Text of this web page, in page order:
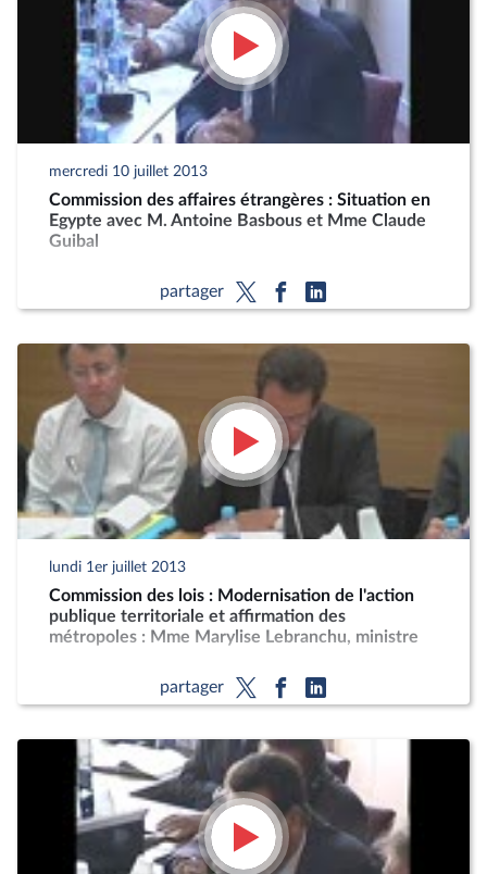
mercredi 10 juillet 2013
Commission des affaires étrangères : Situation en
Egypte avec M. Antoine Basbous et Mme Claude
Guibal
partager
lundi 1er juillet 2013
Commission des lois : Modernisation de l'action
publique territoriale et affirmation des
métropoles : Mme Marylise Lebranchu, ministre
partager